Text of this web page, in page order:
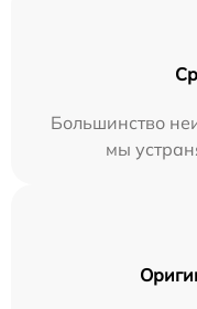
Большинство
мы